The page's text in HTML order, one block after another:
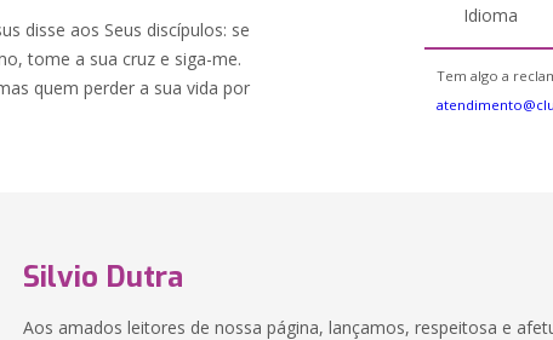
disse aos Seus discípulos: se
tome a sua cruz e siga-me.
quem perder a sua vida por
Idioma
Tem algo a
Silvio Dutra
Aos amados leitores de nossa página, lançamos, respeitosa e